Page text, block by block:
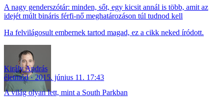
A nagy genderszótár: minden, sőt, egy kicsit annál is több, amit az
idejét múlt bináris férfi-nő meghatározáson túl tudnod kell
Ha felvilágosult embernek tartod magad, ez a cikk neked íródott.
Király András
életmód
2015. június 11. 17:43
A világ olyan lett, mint a South Parkban